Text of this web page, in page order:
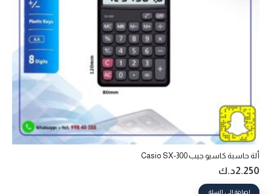
ألة حاسبة كاسيو جيب Casio SX-300
2.250د.ك
إضافة إلى السلة